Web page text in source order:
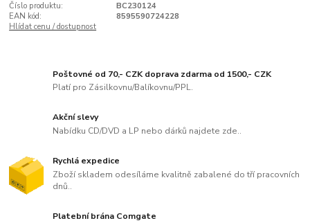
Číslo produktu:
BC230124
EAN kód:
8595590724228
Hlídat cenu / dostupnost
Poštovné od 70,- CZK doprava zdarma od 1500,- CZK
Platí pro Zásilkovnu/Balíkovnu/PPL.
Akční slevy
Nabídku CD/DVD a LP nebo dárků najdete zde..
Rychlá expedice
Zboží skladem odesíláme kvalitně zabalené do tří pracovních
dnů..
Platební brána Comgate